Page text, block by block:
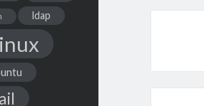
ldap